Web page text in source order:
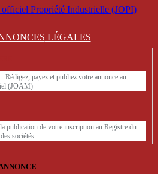
Propriété Industrielle (JOPI)
LÉGALES
:
- Rédigez, payez et publiez votre annonce au
(JOAM)
publication de votre inscription au Registre du
sociétés.